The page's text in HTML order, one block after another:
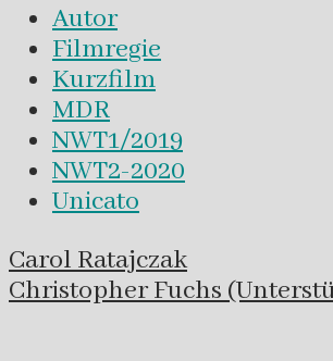
Autor
Filmregie
Kurzfilm
MDR
NWT1/2019
NWT2-2020
Unicato
Navigation
innerhalb
Carol Ratajczak
Christopher Fuchs